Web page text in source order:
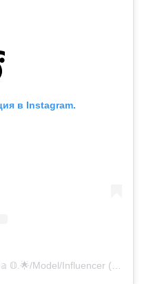
в Instagram.